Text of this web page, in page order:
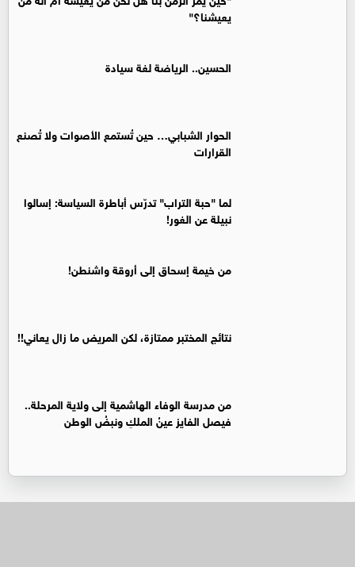
يعيشنا؟"
الحسين.. الرياضة لغة سيادة
الحوار الشبابي… حين تُستمع الأصوات ولا تُصنع
القرارات
لما "حبة التراب" تدرّس أباطرة السياسة: إسالوا
نبيلة عن الغور!
من خيمة إسحاق إلى أروقة واشنطن!
نتائج المختبر ممتازة، لكن المريض ما زال يعاني!!
من مدرسة الوفاء الهاشمية إلى ولاية المرحلة..
فيصل الفايز عينُ الملكِ ونبضُ الوطن